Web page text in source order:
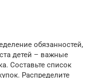
обязанностей,
детей – важные
Составьте список
Распределите